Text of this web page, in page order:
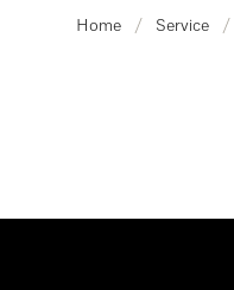
Home / Service /